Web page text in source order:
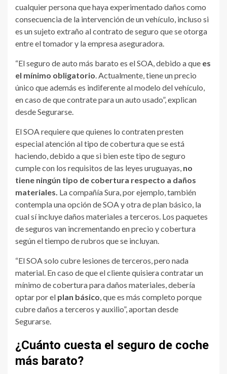
cualquier persona que haya experimentado daños como
consecuencia de la intervención de un vehículo, incluso si
es un sujeto extraño al contrato de seguro que se otorga
entre el tomador y la empresa aseguradora.
“El seguro de auto más barato es el SOA, debido a que es
el mínimo obligatorio. Actualmente, tiene un precio
único que además es indiferente al modelo del vehículo,
en caso de que contrate para un auto usado”, explican
desde Segurarse.
El SOA requiere que quienes lo contraten presten
especial atención al tipo de cobertura que se está
haciendo, debido a que si bien este tipo de seguro
cumple con los requisitos de las leyes uruguayas, no
tiene ningún tipo de cobertura respecto a daños
materiales. La compañía Sura, por ejemplo, también
contempla una opción de SOA y otra de plan básico, la
cual sí incluye daños materiales a terceros. Los paquetes
de seguros van incrementando en precio y cobertura
según el tiempo de rubros que se incluyan.
“El SOA solo cubre lesiones de terceros, pero nada
material. En caso de que el cliente quisiera contratar un
mínimo de cobertura para daños materiales, debería
optar por el plan básico, que es más completo porque
cubre daños a terceros y auxilio”, aportan desde
Segurarse.
¿Cuánto cuesta el seguro de coche
más barato?